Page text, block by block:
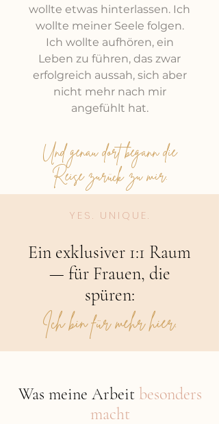
wollte etwas hinterlassen. Ich
wollte meiner Seele folgen.
Ich wollte aufhören, ein
Leben zu führen, das zwar
erfolgreich aussah, sich aber
nicht mehr nach mir
angefühlt hat.
Und genau dort begann die
Reise zurück zu mir.
YES. UNIQUE.
Ein exklusiver 1:1 Raum
— für Frauen, die
spüren:
Ich bin für mehr hier.
Was meine Arbeit besonders
macht